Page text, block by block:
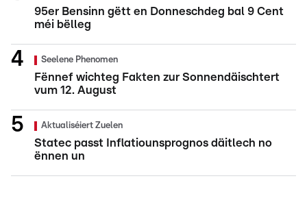
95er Bensinn gëtt en Donneschdeg bal 9 Cent
méi bëlleg
Seelene Phenomen
Fënnef wichteg Fakten zur Sonnendäischtert
vum 12. August
Aktualiséiert Zuelen
Statec passt Inflatiounsprognos däitlech no
ënnen un